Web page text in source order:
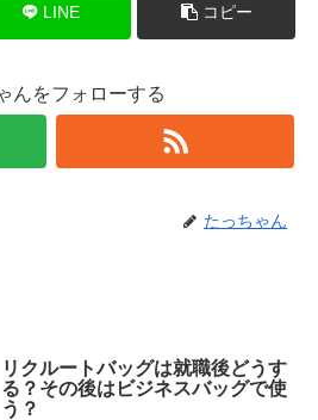
LINE コピー
んをフォローする
たっちゃん
リクルートバッグは就職後どうす
る？その後はビジネスバッグで使
う？